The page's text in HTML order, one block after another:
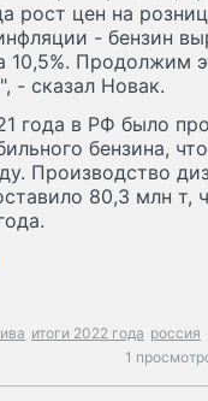
рост цен на
- бензин
10,5%. Продолжим
- сказал Новак.
года в РФ было
бензина,
Производство
80,3 млн т,
итоги 2022 года россия
1